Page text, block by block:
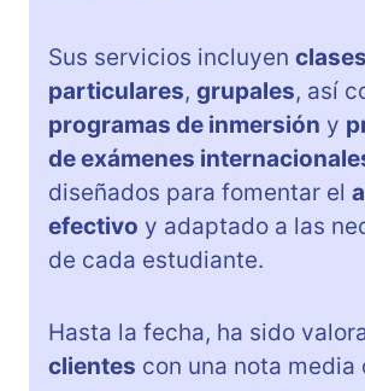
Sus servicios incluyen clases
particulares, grupales, así
programas de inmersión y
de exámenes
diseñados para fomentar el
efectivo y adaptado a las
de cada estudiante.
Hasta la fecha, ha sido
clientes con una nota media